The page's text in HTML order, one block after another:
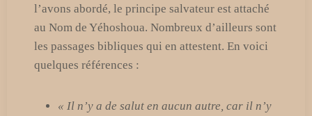
l’avons abordé, le principe salvateur est attaché
au Nom de Yéhoshoua. Nombreux d’ailleurs sont
les passages bibliques qui en attestent. En voici
quelques références :
« Il n’y a de salut en aucun autre, car il n’y